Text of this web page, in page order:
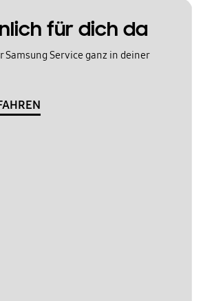
für dich da
Samsung Service ganz in deiner